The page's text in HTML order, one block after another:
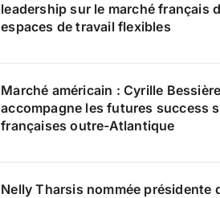
leadership sur le marché français
espaces de travail flexibles
Marché américain : Cyrille Bessière
accompagne les futures success
françaises outre-Atlantique
Nelly Tharsis nommée présidente